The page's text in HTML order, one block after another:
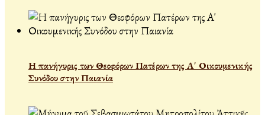
Η πανήγυρις των Θεοφόρων Πατέρων της Α' Οικουμενικής
Συνόδου στην Παιανία